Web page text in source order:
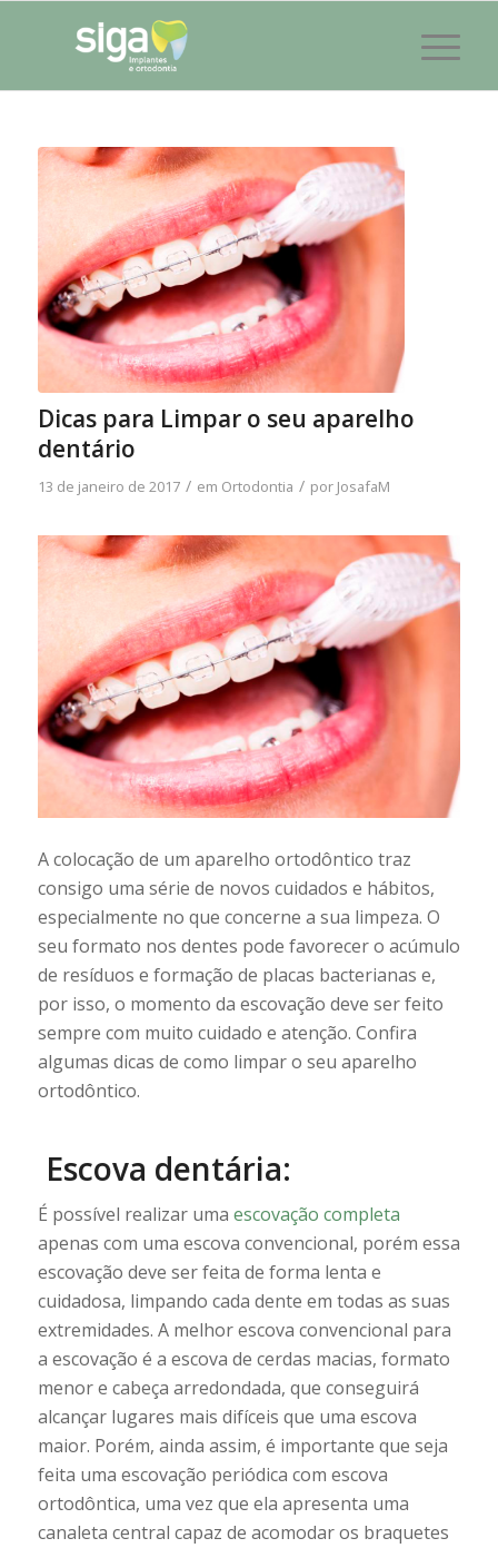
Dicas para Limpar o seu aparelho
dentário
13 de janeiro de 2017 / em Ortodontia / por JosafaM
A colocação de um aparelho ortodôntico traz
consigo uma série de novos cuidados e hábitos,
especialmente no que concerne a sua limpeza. O
seu formato nos dentes pode favorecer o acúmulo
de resíduos e formação de placas bacterianas e,
por isso, o momento da escovação deve ser feito
sempre com muito cuidado e atenção. Confira
algumas dicas de como limpar o seu aparelho
ortodôntico.
Escova dentária:
É possível realizar uma escovação completa
apenas com uma escova convencional, porém essa
escovação deve ser feita de forma lenta e
cuidadosa, limpando cada dente em todas as suas
extremidades. A melhor escova convencional para
a escovação é a escova de cerdas macias, formato
menor e cabeça arredondada, que conseguirá
alcançar lugares mais difíceis que uma escova
maior. Porém, ainda assim, é importante que seja
feita uma escovação periódica com escova
ortodôntica, uma vez que ela apresenta uma
canaleta central capaz de acomodar os braquetes